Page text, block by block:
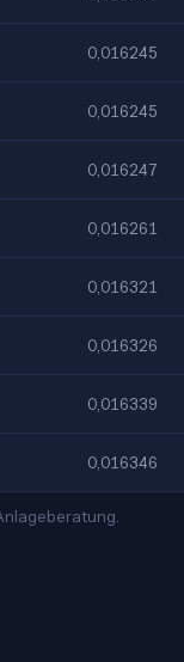
0,016245
0,016245
0,016247
0,016261
0,016321
0,016326
0,016339
0,016346